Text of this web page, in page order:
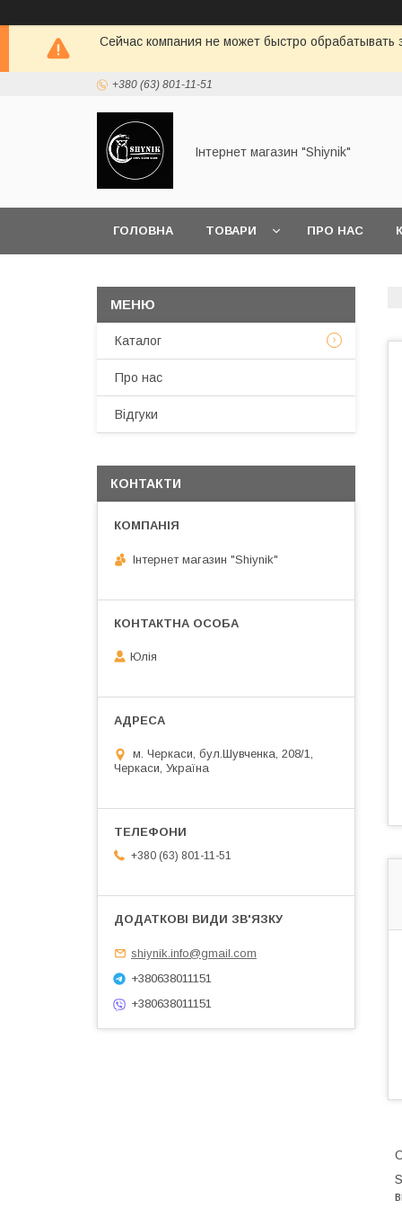
Сейчас компания не может быстро
+380 (63) 801-11-51
Інтернет магазин "Shiynik"
ГОЛОВНА ТОВАРИ ПРО НАС
Каталог
Про нас
Відгуки
КОНТАКТИ
Інтернет магазин "Shiynik"
Юлія
м. Черкаси, бул.Шувченка, 208/1,
Черкаси, Україна
+380 (63) 801-11-51
shiynik.info@gmail.com
+380638011151
+380638011151